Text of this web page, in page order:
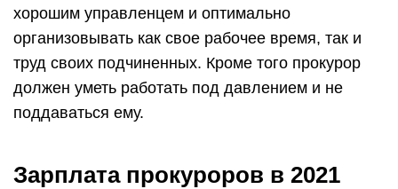
хорошим управленцем и оптимально
организовывать как свое рабочее время, так и
труд своих подчиненных. Кроме того прокурор
должен уметь работать под давлением и не
поддаваться ему.
Зарплата прокуроров в 2021